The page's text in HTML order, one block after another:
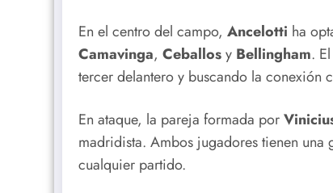
En el centro del campo, Ancelotti ha
Camavinga, Ceballosy Bellingham.
tercer delantero y buscando la conexión
En ataque, la pareja formada por
madridista. Ambos jugadores tienen
cualquier partido.